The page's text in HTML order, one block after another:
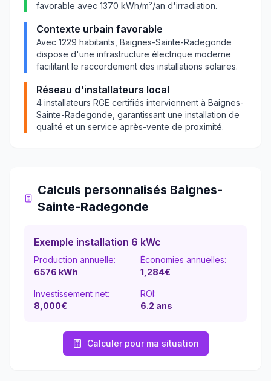
favorable avec 1370 kWh/m²/an d'irradiation.
Contexte urbain favorable
Avec 1229 habitants, Baignes-Sainte-Radegonde
dispose d'une infrastructure électrique moderne
facilitant le raccordement des installations solaires.
Réseau d'installateurs local
4 installateurs RGE certifiés interviennent à Baignes-
Sainte-Radegonde , garantissant une installation de
qualité et un service après-vente de proximité.
Calculs personnalisés Baignes-
Sainte-Radegonde
Exemple installation 6 kWc
Production annuelle:
6576 kWh
Économies annuelles:
1,284€
Investissement net:
8,000€
ROI:
6.2 ans
Calculer pour ma situation